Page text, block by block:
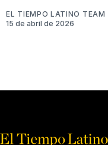
EL TIEMPO LATINO TEAM
15 de abril de 2026